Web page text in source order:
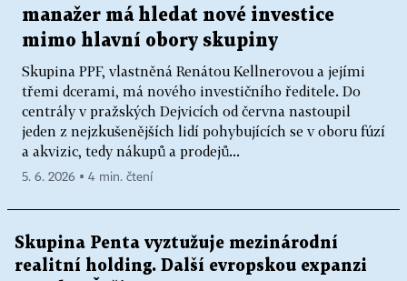
manažer má hledat nové investice
mimo hlavní obory skupiny
Skupina PPF, vlastněná Renátou Kellnerovou a jejími
třemi dcerami, má nového investičního ředitele. Do
centrály v pražských Dejvicích od června nastoupil
jeden z nejzkušenějších lidí pohybujících se v oboru fúzí
a akvizic, tedy nákupů a prodejů...
5. 6. 2026 ▪ 4 min. čtení
Skupina Penta vyztužuje mezinárodní
realitní holding. Další evropskou expanzi